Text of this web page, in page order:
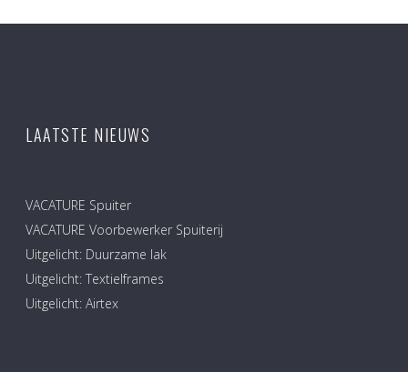
LAATSTE NIEUWS
VACATURE Spuiter
VACATURE Voorbewerker Spuiterij
Uitgelicht: Duurzame lak
Uitgelicht: Textielframes
Uitgelicht: Airtex